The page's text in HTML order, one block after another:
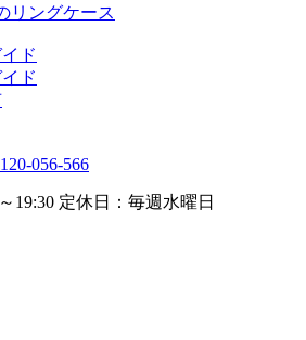
リングケース
ド
ド
056-566
19:30 定休日：毎週水曜日